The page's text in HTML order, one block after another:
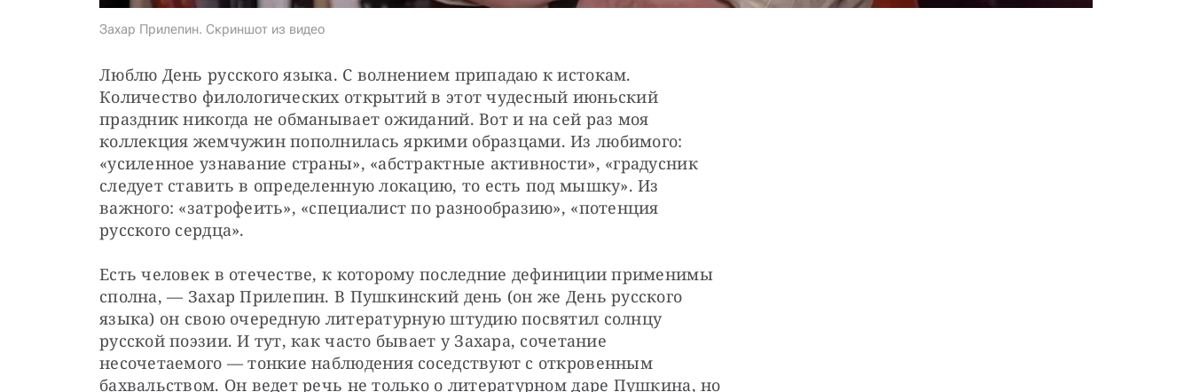
Захар Прилепин. Скриншот из видео
Люблю День русского языка. С волнением припадаю к истокам.
Количество филологических открытий в этот чудесный июньский
праздник никогда не обманывает ожиданий. Вот и на сей раз моя
коллекция жемчужин пополнилась яркими образцами. Из любимого:
«усиленное узнавание страны», «абстрактные активности», «градусник
следует ставить в определенную локацию, то есть под мышку». Из
важного: «затрофеить», «специалист по разнообразию», «потенция
русского сердца».
Есть человек в отечестве, к которому последние дефиниции применимы
сполна, — Захар Прилепин. В Пушкинский день (он же День русского
языка) он свою очередную литературную штудию посвятил солнцу
русской поэзии. И тут, как часто бывает у Захара, сочетание
несочетаемого — тонкие наблюдения соседствуют с откровенным
бахвальством. Он ведет речь не только о литературном даре Пушкина, но